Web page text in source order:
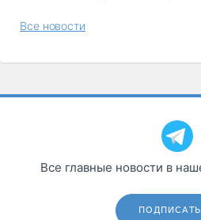
Все новости
Все главные новости в